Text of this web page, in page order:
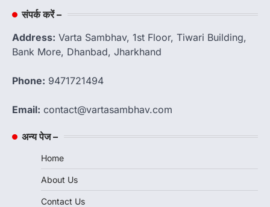
संपर्क करें –
Address: Varta Sambhav, 1st Floor, Tiwari Building,
Bank More, Dhanbad, Jharkhand
Phone: 9471721494
Email: contact@vartasambhav.com
अन्य पेज –
Home
About Us
Contact Us